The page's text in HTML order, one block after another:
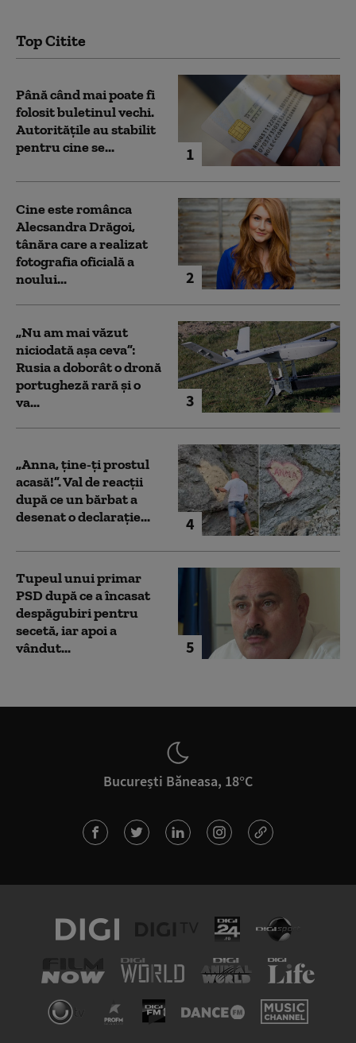
Top Citite
1
Până când mai poate fi
folosit buletinul vechi.
Autoritățile au stabilit
pentru cine se...
2
Cine este românca
Alecsandra Drăgoi,
tânăra care a realizat
fotografia oficială a
noului...
3
„Nu am mai văzut
niciodată așa ceva”:
Rusia a doborât o dronă
portugheză rară și o
va...
4
„Anna, ţine-ţi prostul
acasă!”. Val de reacții
după ce un bărbat a
desenat o declarație...
5
Tupeul unui primar
PSD după ce a încasat
despăgubiri pentru
secetă, iar apoi a
vândut...
București Băneasa, 18°C